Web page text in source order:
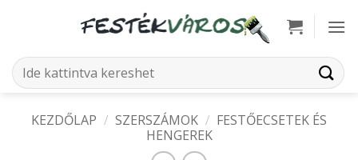
Keresés
a
KEZDŐLAP / SZERSZÁMOK / FESTŐECSETEK ÉS
HENGEREK